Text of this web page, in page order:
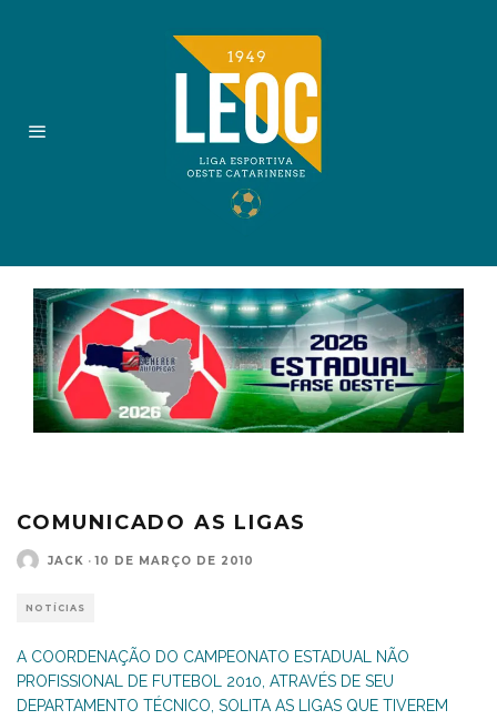
COMUNICADO AS LIGAS
JACK · 10 DE MARÇO DE 2010
NOTÍCIAS
A COORDENAÇÃO DO CAMPEONATO ESTADUAL NÃO
PROFISSIONAL DE FUTEBOL 2010, ATRAVÉS DE SEU
DEPARTAMENTO TÉCNICO, SOLITA AS LIGAS QUE TIVEREM